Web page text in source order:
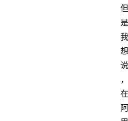
但
是
我
想
说
，
在
阿